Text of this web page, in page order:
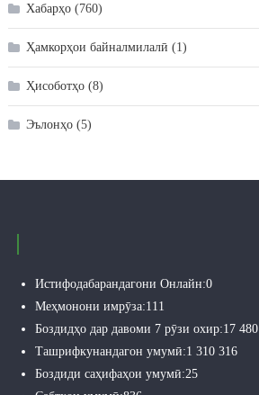
Хабарҳо(760)
Ҳамкорҳои байналмилалӣ (1)
Ҳисоботҳо(8)
Эълонҳо(5)
Истифодабарандагони Онлайн:0
Меҳмонони имрӯза:111
Боздидҳо дар давоми 7 рӯзи охир:17 480
Ташрифкунандагон умумӣ:1 310 316
Боздиди саҳифаҳои умумӣ:25